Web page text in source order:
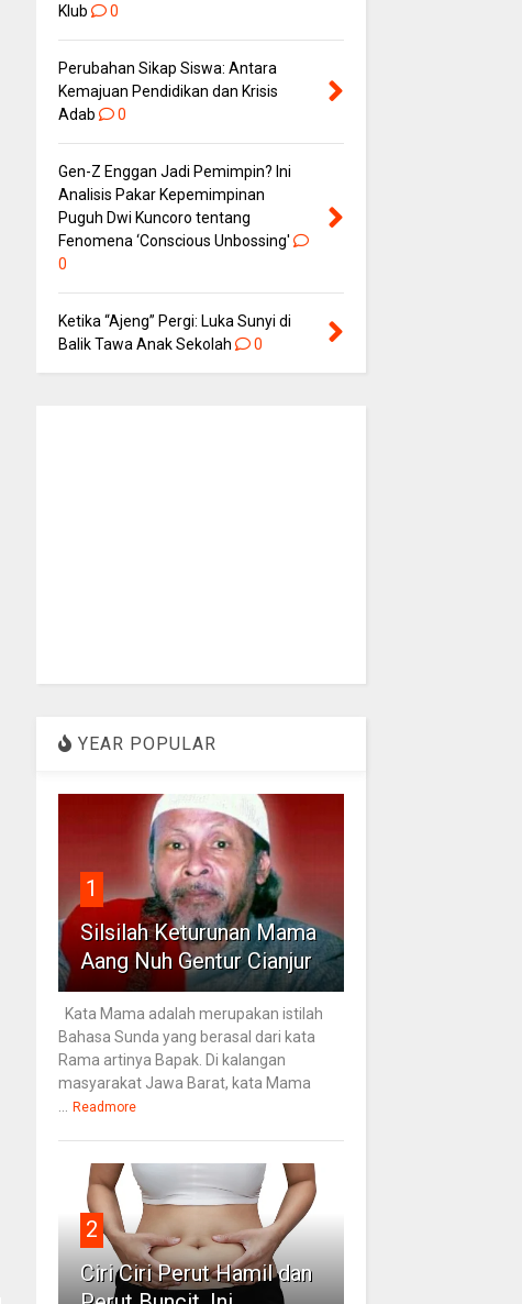
Klub
0
Perubahan Sikap Siswa: Antara
Kemajuan Pendidikan dan Krisis
Adab
0
Gen-Z Enggan Jadi Pemimpin? Ini
Analisis Pakar Kepemimpinan
Puguh Dwi Kuncoro tentang
Fenomena ‘Conscious Unbossing'
0
Ketika “Ajeng” Pergi: Luka Sunyi di
Balik Tawa Anak Sekolah
0
YEAR POPULAR
1
Silsilah Keturunan Mama
Aang Nuh Gentur Cianjur
Kata Mama adalah merupakan istilah
Bahasa Sunda yang berasal dari kata
Rama artinya Bapak. Di kalangan
masyarakat Jawa Barat, kata Mama
... Readmore
2
Ciri Ciri Perut Hamil dan